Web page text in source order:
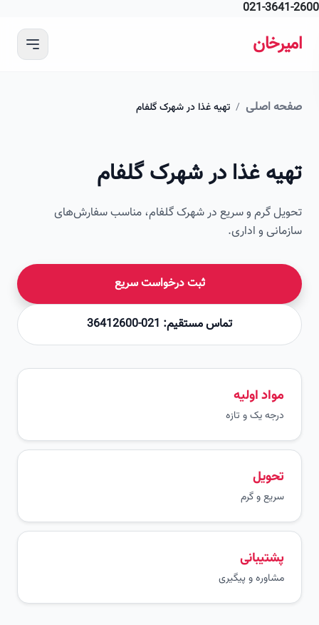
021-
اصلی / تهیه غذا در شهرک گلفام
غذا در شهرک گلفام
گرم و سریع در شهرک گلفام، مناسب سفارش‌های
و اداری.
ثبت درخواست سریع
تماس مستقیم: 021-36412600
مواد اولیه
درجه یک و تازه
سریع و گرم
پشتیبانی
مشاوره و پیگیری
تصویر این صفحه به زودی اضافه می‌شود